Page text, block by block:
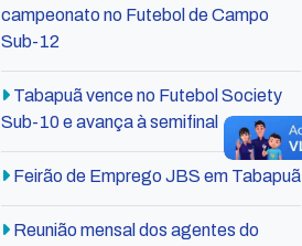
campeonato no Futebol de Campo
Sub-12
Tabapuã vence no Futebol Society
Sub-10 e avança à semifinal
Feirão de Emprego JBS em Tabapuã
Reunião mensal dos agentes do